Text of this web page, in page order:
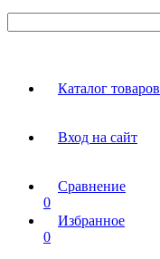
Каталог товаров
Вход на сайт
Сравнение
0
Избранное
0